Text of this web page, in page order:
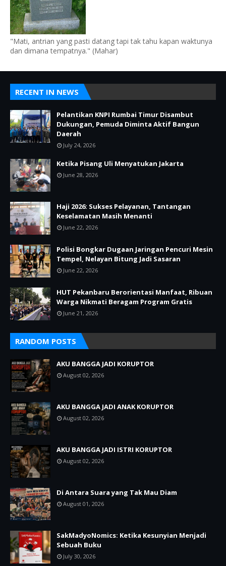
"Mati, antrian yang pasti datang tapi tak tahu kapan waktunya
dan dimana tempatnya." (Mahar)
RECENT IN NEWS
Pelantikan KNPI Rumbai Timur Disambut
Dukungan, Pemuda Diminta Aktif Bangun
Daerah
July 24, 2026
Ketika Pisang Uli Menyatukan Jakarta
June 28, 2026
Haji 2026: Sukses Pelayanan, Tantangan
Keselamatan Masih Menanti
June 22, 2026
Polisi Bongkar Dugaan Jaringan Pencuri Mesin
Tempel, Nelayan Bitung Jadi Sasaran
June 22, 2026
HUT Pekanbaru Berorientasi Manfaat, Ribuan
Warga Nikmati Beragam Program Gratis
June 21, 2026
RANDOM POSTS
AKU BANGGA JADI KORUPTOR
August 02, 2026
AKU BANGGA JADI ANAK KORUPTOR
August 02, 2026
AKU BANGGA JADI ISTRI KORUPTOR
August 02, 2026
Di Antara Suara yang Tak Mau Diam
August 01, 2026
SakMadyoNomics: Ketika Kesunyian Menjadi
Sebuah Buku
July 30, 2026